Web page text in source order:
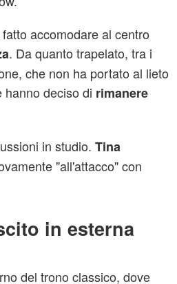
accomodare al centro
. Da quanto trapelato, tra i
che non ha portato al lieto
hanno deciso di rimanere
in studio. Tina
"all'attacco" con
in esterna
del trono classico, dove